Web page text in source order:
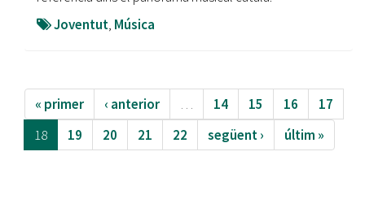
Joventut, Música
« primer ‹ anterior … 14 15 16
17
18
19 20 21 22 següent › últim »